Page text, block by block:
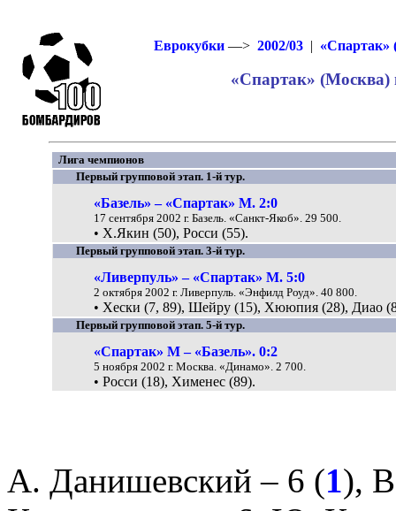
Еврокубки—> 2002/03| «Спартак»
«Спартак» (Москва)
Лига чемпионов
Первый групповой этап. 1-й тур.
«Базель» – «Спартак» М. 2:0
17 сентября 2002 г. Базель. «Санкт-Якоб». 29 500.
• Х.Якин (50), Росси (55).
Первый групповой этап. 3-й тур.
«Ливерпуль» – «Спартак» М. 5:0
2 октября 2002 г. Ливерпуль. «Энфилд Роуд». 40 800.
• Хески (7, 89), Шейру (15), Хююпия (28), Диао
Первый групповой этап. 5-й тур.
«Спартак» М – «Базель». 0:2
5 ноября 2002 г. Москва. «Динамо». 2 700.
• Росси (18), Хименес (89).
А. Данишевский – 6 (1),